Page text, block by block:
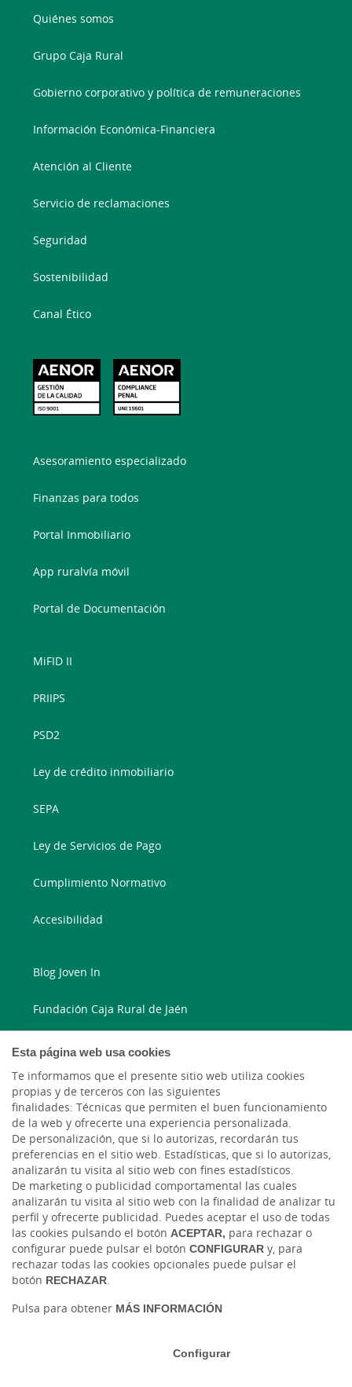
Esta página web usa cookies
Te informamos que el presente sitio web utiliza cookies
propias y de terceros con las siguientes
finalidades: Técnicas que permiten el buen funcionamiento
de la web y ofrecerte una experiencia personalizada.
De personalización, que si lo autorizas, recordarán tus
preferencias en el sitio web. Estadísticas, que si lo autorizas,
analizarán tu visita al sitio web con fines estadísticos.
De marketing o publicidad comportamental las cuales
analizarán tu visita al sitio web con la finalidad de analizar tu
perfil y ofrecerte publicidad. Puedes aceptar el uso de todas
las cookies pulsando el botón ACEPTAR, para rechazar o
configurar puede pulsar el botón CONFIGURAR y, para
rechazar todas las cookies opcionales puede pulsar el
botón RECHAZAR.
Pulsa para obtener MÁS INFORMACIÓN
Configurar
Quiénes somos
Grupo Caja Rural
Gobierno corporativo y política de remuneraciones
Información Económica-Financiera
Atención al Cliente
Servicio de reclamaciones
Seguridad
Sostenibilidad
Canal Ético
Asesoramiento especializado
Finanzas para todos
Portal Inmobiliario
App ruralvía móvil
Portal de Documentación
MiFID II
PRIIPS
PSD2
Ley de crédito inmobiliario
SEPA
Ley de Servicios de Pago
Cumplimiento Normativo
Accesibilidad
Blog Joven In
Fundación Caja Rural de Jaén
Blog Ruralvía
LinkedIn
Instagram
Facebook
Blog Caja Rural Jaén
Protección de datos